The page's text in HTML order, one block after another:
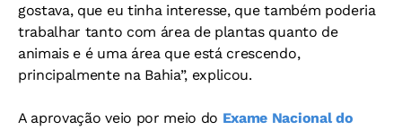
gostava, que eu tinha interesse, que também poderia
trabalhar tanto com área de plantas quanto de
animais e é uma área que está crescendo,
principalmente na Bahia”, explicou.
A aprovação veio por meio do Exame Nacional do